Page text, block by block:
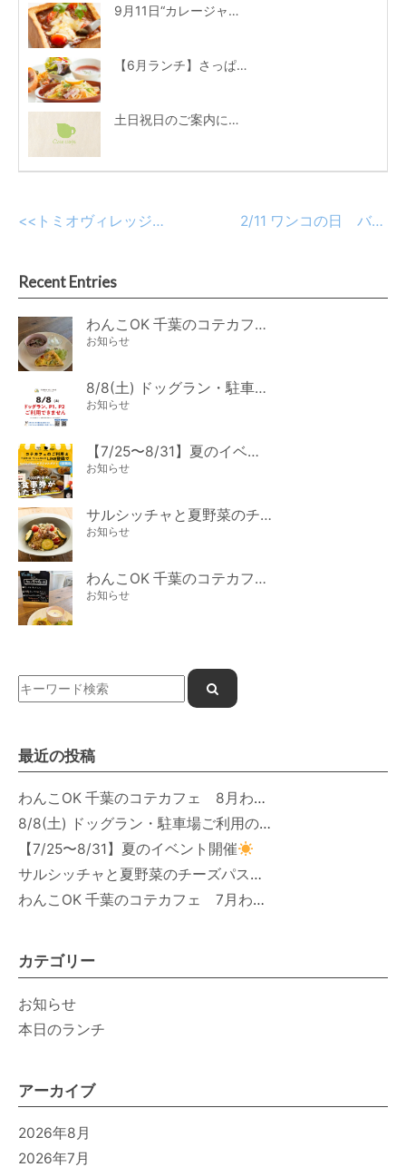
9月11日“カレージャンボトースト”はじめます!!
【6月ランチ】さっぱり酸味がクセになる♪「ベーコンとブロッコリーのレモンクリームパスタ」
土日祝日のご案内について
2/11 ワンコの日 バレンタイン特別メニュー
<< トミオヴィレッジ高品でピクニックランチしませんか？
Recent Entries
わんこOK 千葉のコテカフェ 8月わんこの日 オートミールdeローストビーフライス
お知らせ
8/8(土) ドッグラン・駐車場ご利用のお知らせ
お知らせ
【7/25〜8/31】夏のイベント開催
お知らせ
サルシッチャと夏野菜のチーズパスタ期間限定新メニュー登場！
お知らせ
わんこOK 千葉のコテカフェ 7月わんこの日 白身魚とカラフルやさいのオムレツ
お知らせ
最近の投稿
わんこOK 千葉のコテカフェ 8月わんこの日 オートミールdeローストビーフライス
8/8(土) ドッグラン・駐車場ご利用のお知らせ
【7/25〜8/31】夏のイベント開催
サルシッチャと夏野菜のチーズパスタ期間限定新メニュー登場！
わんこOK 千葉のコテカフェ 7月わんこの日 白身魚とカラフルやさいのオムレツ
カテゴリー
お知らせ
本日のランチ
アーカイブ
2026年8月
2026年7月